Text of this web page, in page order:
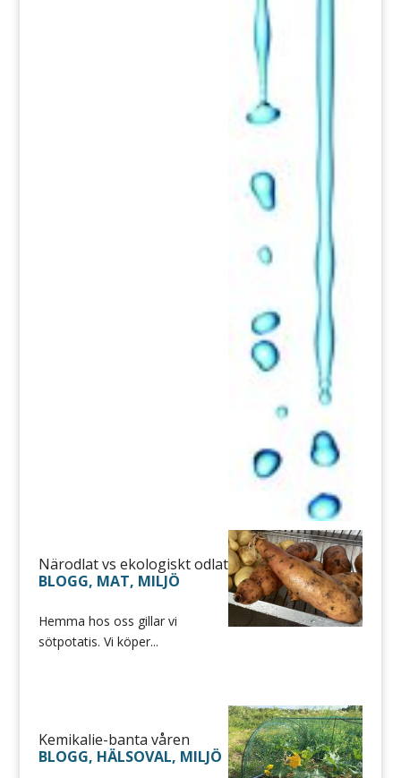
Närodlat vs ekologiskt odlat
BLOGG, MAT, MILJÖ
Hemma hos oss gillar vi
sötpotatis. Vi köper...
Kemikalie-banta våren
BLOGG, HÄLSOVAL, MILJÖ